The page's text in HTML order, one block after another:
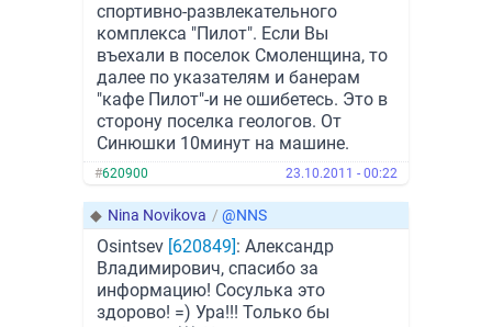
спортивно-развлекательного
комплекса "Пилот". Если Вы
въехали в поселок Смоленщина, то
далее по указателям и банерам
"кафе Пилот"-и не ошибетесь. Это в
сторону поселка геологов. От
Синюшки 10минут на машине.
#620900 23.10.2011 - 00:22
◆ Nina Novikova / @NNS
Osintsev [620849]: Александр
Владимирович, спасибо за
информацию! Сосулька это
здорово! =) Ура!!! Только бы